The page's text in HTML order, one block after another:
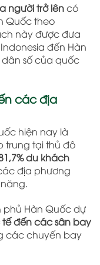
người trở lêncó
Quốc theo
này được đưa
đến Hàn
số của quốc
các địa
hiện nay là
trung tại thủ đô
du khách
địa phương
phủ Hàn Quốc dự
đến các sân bay
các chuyến bay